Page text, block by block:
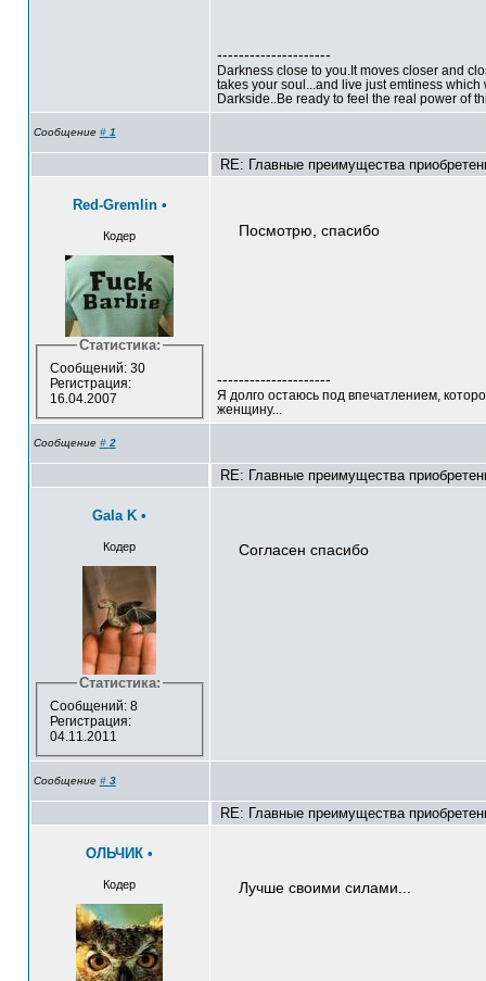
---------------------
Darkness close to you.It moves closer and
takes your soul...and live just emtiness which
Darkside..Be ready to feel the real power of
Сообщение # 1
RE: Главные преимущества
Red-Gremlin •
Кодер
Статистика:
Сообщений: 30
Регистрация:
16.04.2007
Посмотрю, спасибо
---------------------
Я долго остаюсь под впечатлением,
женщину...
Сообщение # 2
RE: Главные преимущества
Gala K •
Кодер
Статистика:
Сообщений: 8
Регистрация:
04.11.2011
Согласен спасибо
Сообщение # 3
RE: Главные преимущества
ОЛЬЧИК •
Кодер Лучше своими силами...